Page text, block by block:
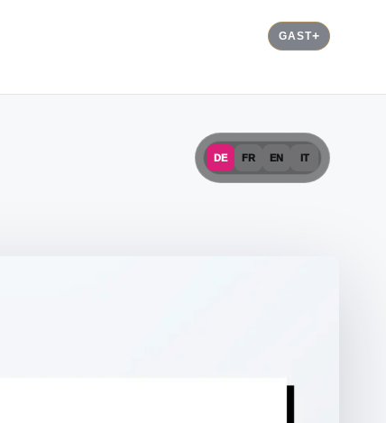
GAST
DE FR EN IT